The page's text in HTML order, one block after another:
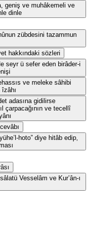
geniş ve muhâkemeli ve
dinle
zübdesini tazammun
hakkındaki sözleri
seyr ü sefer eden birâder-i
ve meleke sâhibi
îzâhı
adasına gidilirse
çarpacağının ve tecellî
hoto” diye hitâb edip,
Vesselâm ve Kur’ân-ı